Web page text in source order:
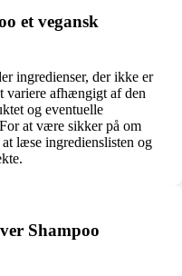
et vegansk
ingredienser, der ikke er
variere afhængigt af den
og eventuelle
at være sikker på om
læse ingredienslisten og
Shampoo